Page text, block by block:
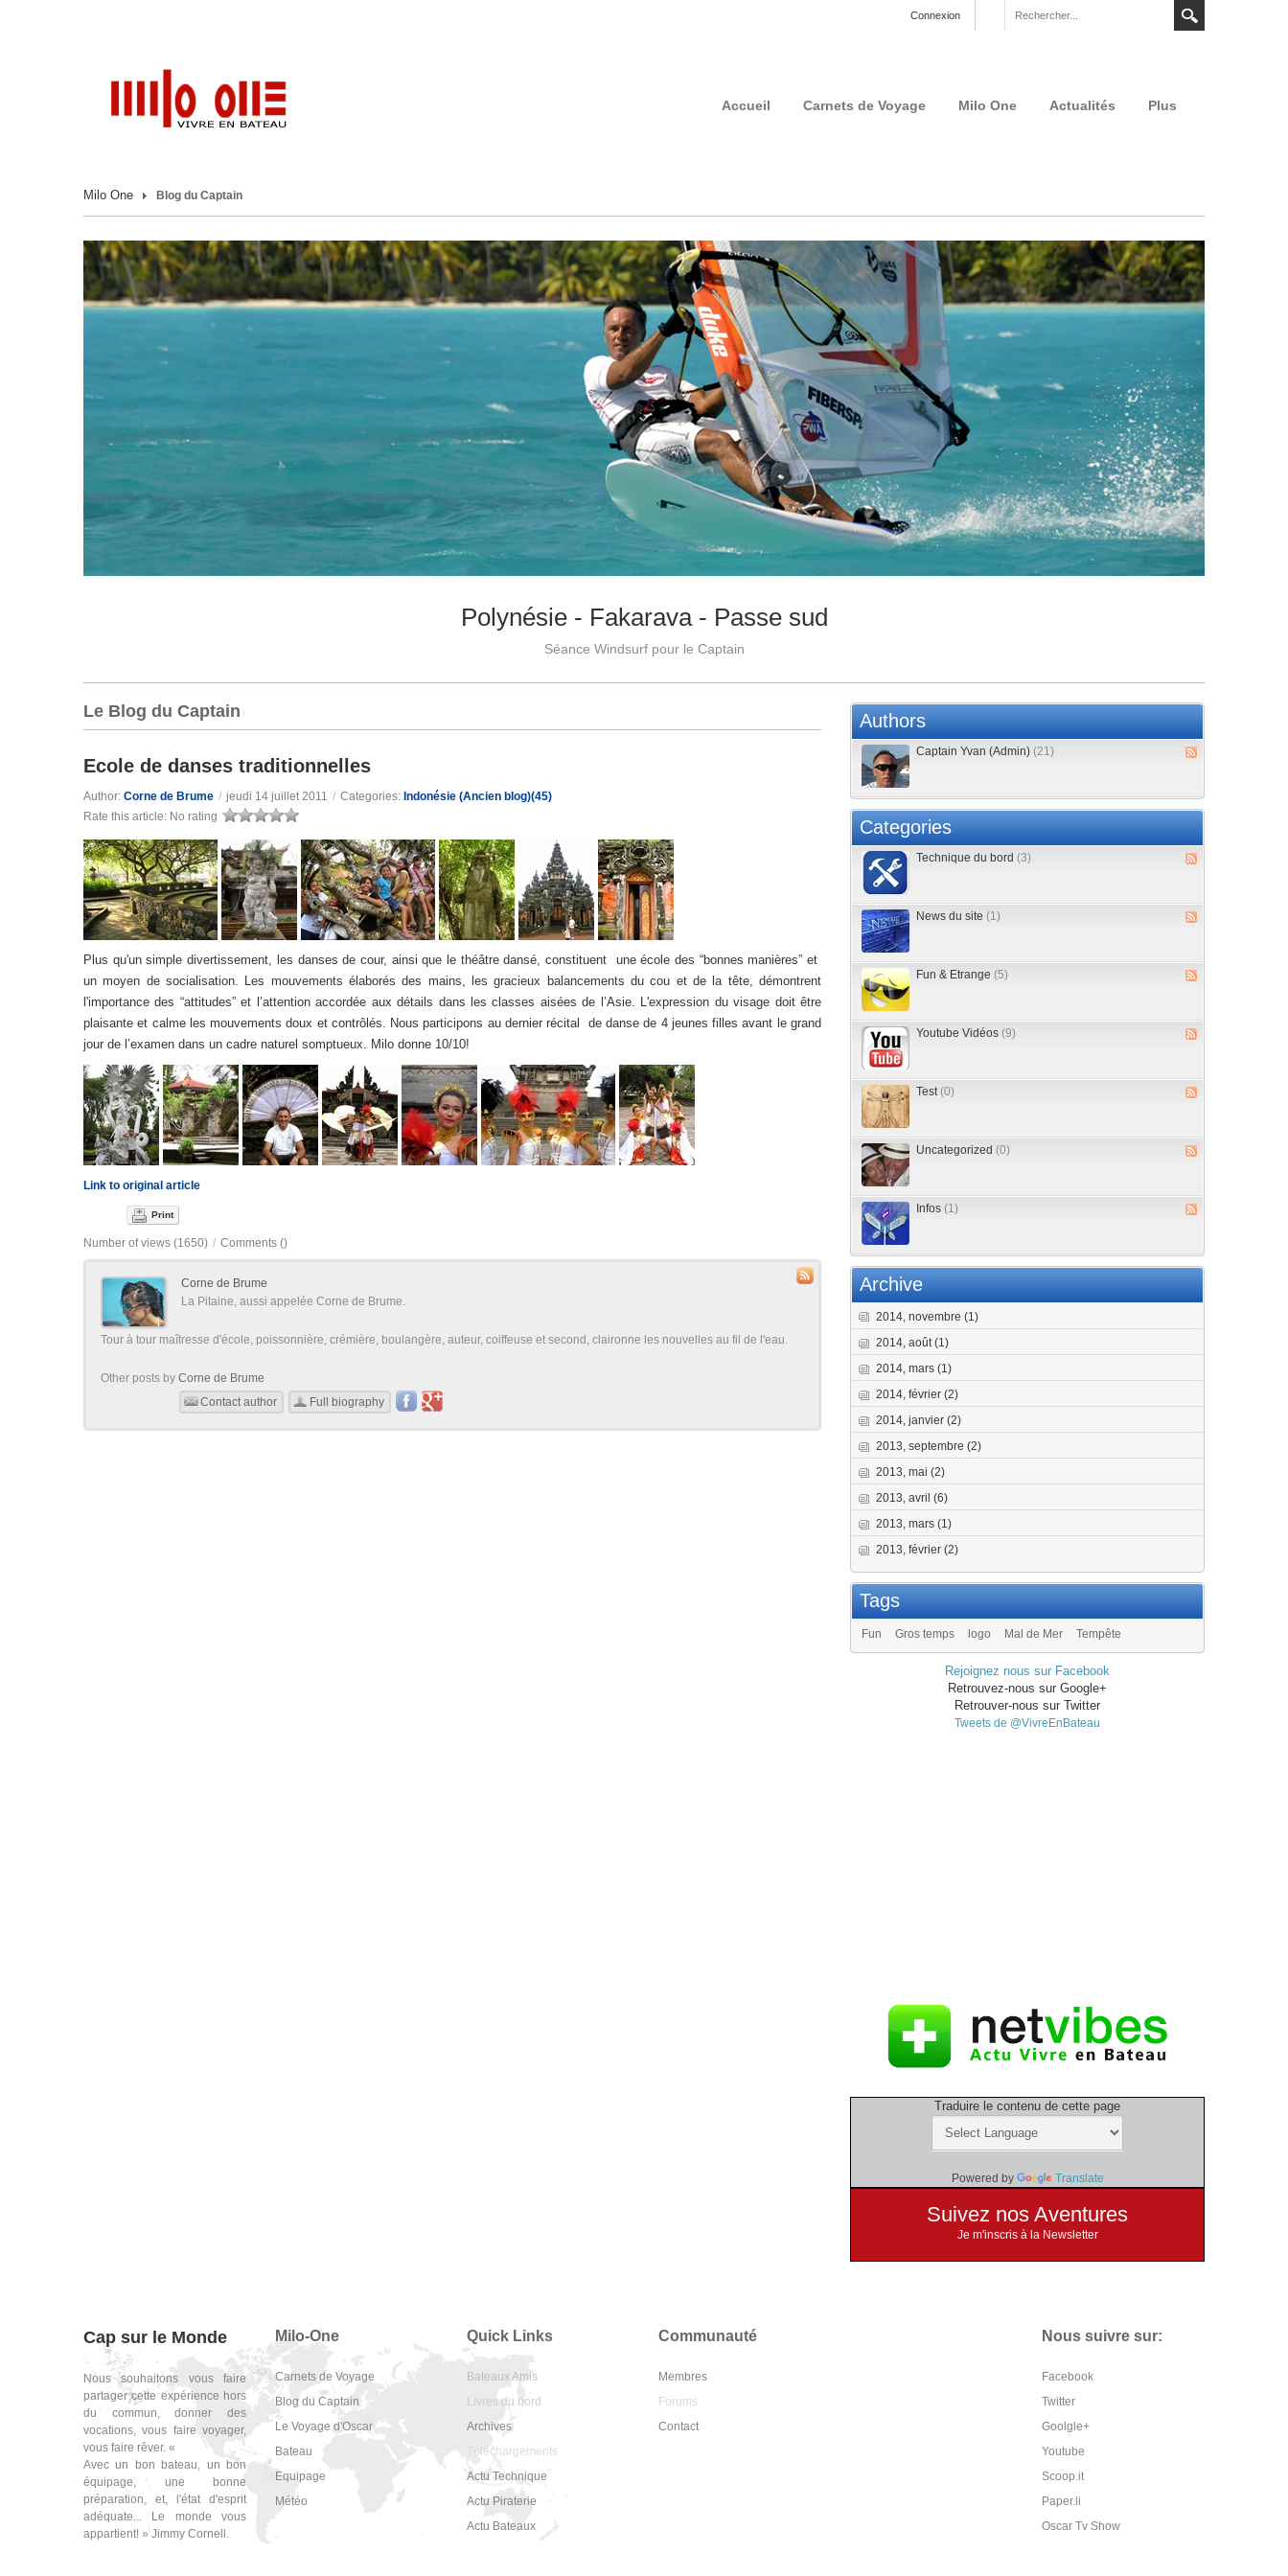
Connexion
Accueil Carnets de Voyage Milo One Actualités Plus
Milo One Blog du Captain
Polynésie - Fakarava - Passe sud
Séance Windsurf pour le Captain
Le Blog du Captain
Ecole de danses traditionnelles
Author: Corne de Brume / jeudi 14 juillet 2011 / Categories: Indonésie (Ancien blog)(45)
Rate this article: No rating
Plus qu'un simple divertissement, les danses de cour, ainsi que le théâtre dansé, constituent une école des “bonnes manières” et
un moyen de socialisation. Les mouvements élaborés des mains, les gracieux balancements du cou et de la tête, démontrent
l'importance des “attitudes” et l’attention accordée aux détails dans les classes aisées de l’Asie. L'expression du visage doit être
plaisante et calme les mouvements doux et contrôlés. Nous participons au dernier récital de danse de 4 jeunes filles avant le grand
jour de l’examen dans un cadre naturel somptueux. Milo donne 10/10!
Link to original article
Print
Number of views (1650) / Comments ()
Corne de Brume
La Pitaine, aussi appelée Corne de Brume.
Tour à tour maîtresse d'école, poissonnière, crémière, boulangère, auteur, coiffeuse et second, claironne les nouvelles au fil de l'eau.
Other posts by Corne de Brume
Contact author
Full biography
Authors
Captain Yvan (Admin) (21)
Categories
Technique du bord (3)
News du site (1)
Fun & Etrange (5)
Youtube Vidéos (9)
Test (0)
Uncategorized (0)
Infos (1)
Archive
2014, novembre (1)
2014, août(1)
2014, mars (1)
2014, février (2)
2014, janvier (2)
2013, septembre (2)
2013, mai (2)
2013, avril (6)
2013, mars (1)
2013, février (2)
Tags
Fun Gros temps logo Mal de Mer Tempête
Rejoignez nous sur Facebook
Retrouvez-nous sur Google+
Retrouver-nous sur Twitter
Tweets de @VivreEnBateau
Traduire le contenu de cette page
Powered by Translate
Suivez nos Aventures
Je m'inscris à la Newsletter
Cap sur le Monde
Nous souhaitons vous faire
partager cette expérience hors
du commun, donner des
vocations, vous faire voyager,
vous faire rêver. «
Avec un bon bateau, un bon
équipage, une bonne
préparation, et, l'état d'esprit
adéquate... Le monde vous
appartient! » Jimmy Cornell.
Milo-One
Carnets de Voyage
Blog du Captain
Le Voyage d'Oscar
Bateau
Equipage
Météo
Quick Links
Bateaux Amis
Livres du bord
Archives
Téléchargements
Actu Technique
Actu Piraterie
Actu Bateaux
Communauté
Membres
Forums
Contact
Nous suivre sur:
Facebook
Twitter
Goolgle+
Youtube
Scoop.it
Paper.li
Oscar Tv Show